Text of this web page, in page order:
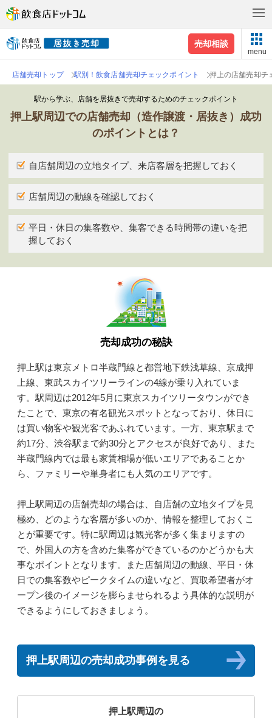
売却相談
menu
店舗売却トップ 駅別！飲食店舗売却チェックポイント 押上の店舗売却チ
駅から学ぶ、店舗を居抜きで売却するためのチェックポイント
押上駅周辺での店舗売却（造作譲渡・居抜き）成功
のポイントとは？
自店舗周辺の立地タイプ、来店客層を把握しておく
店舗周辺の動線を確認しておく
平日・休日の集客数や、集客できる時間帯の違いを把
握しておく
売却成功の秘訣
押上駅は東京メトロ半蔵門線と都営地下鉄浅草線、京成押
上線、東武スカイツリーラインの4線が乗り入れていま
す。駅周辺は2012年5月に東京スカイツリータウンができ
たことで、東京の有名観光スポットとなっており、休日に
は買い物客や観光客であふれています。一方、東京駅まで
約17分、渋谷駅まで約30分とアクセスが良好であり、また
半蔵門線内では最も家賃相場が低いエリアであることか
ら、ファミリーや単身者にも人気のエリアです。
押上駅周辺の店舗売却の場合は、自店舗の立地タイプを見
極め、どのような客層が多いのか、情報を整理しておくこ
とが重要です。特に駅周辺は観光客が多く集まりますの
で、外国人の方を含めた集客ができているのかどうかも大
事なポイントとなります。また店舗周辺の動線、平日・休
日での集客数やピークタイムの違いなど、買取希望者がオ
ープン後のイメージを膨らませられるよう具体的な説明が
できるようにしておきましょう。
押上駅周辺の売却成功事例を見る
押上駅周辺の